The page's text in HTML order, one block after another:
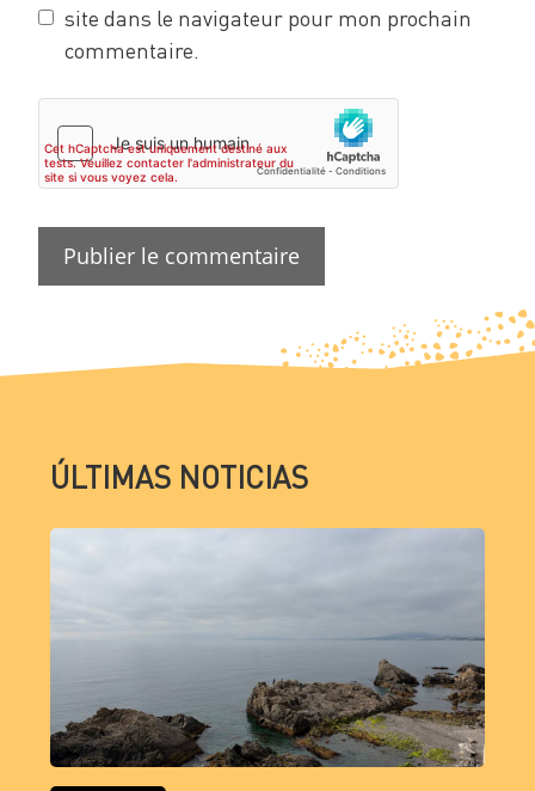
site dans le navigateur pour mon prochain
commentaire.
ÚLTIMAS NOTICIAS